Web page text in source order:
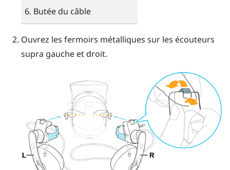
Butée du câble
Ouvrez les fermoirs métalliques sur les écouteurs
supra gauche et droit.